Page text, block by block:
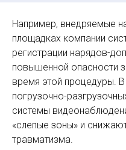
Например, внедряемые
площадках компании
регистрации нарядов-
повышенной опасности
время этой процедуры.
погрузочно-
системы
«слепые зоны» и
травматизма.